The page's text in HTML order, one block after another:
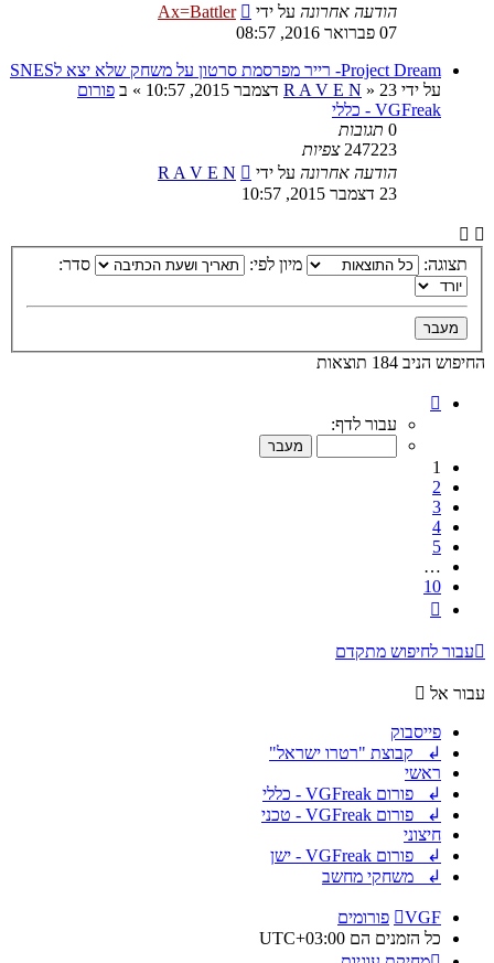
הודעה אחרונה על ידי
Ax=Battler
07 פברואר 2016, 08:57
Project Dream- רייר מפרסמת סרטון על משחק שלא יצא לSNES
על ידי
R A V E N » 23 דצמבר 2015, 10:57 » ב פורום
VGFreak - כללי
0 תגובות
247223 צפיות
הודעה אחרונה על ידי
R A V E N
23 דצמבר 2015, 10:57
תצוגה: מיון לפי: סדר:
החיפוש הניב 184 תוצאות
מתוך
עבור לדף:
1
2
3
4
5
…
10
עבור לחיפוש מתקדם
עבור אל
פייסבוק
↲ קבוצת "רטרו ישראל"
ראשי
↲ פורום VGFreak - כללי
↲ פורום VGFreak - טכני
חיצוני
↲ פורום VGFreak - ישן
↲ משחקי מחשב
VGF
פורומים
כל הזמנים הם UTC+03:00